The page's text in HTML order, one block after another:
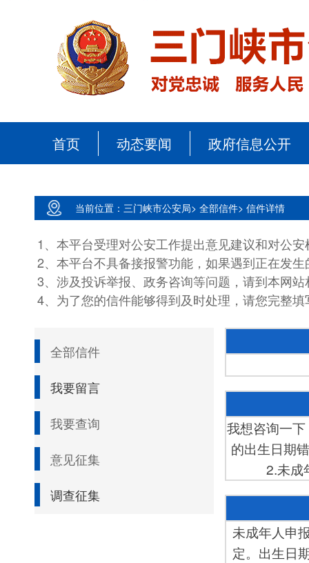
首页 动态要闻 政府信息公开
当前位置： 三门峡市公安局> 全部信件> 信件详情
1、本平台受理对公安工作提出意见建议和对公
2、本平台不具备接报警功能，如果遇到正在发
3、涉及投诉举报、政务咨询等问题，请到本网
4、为了您的信件能够得到及时处理，请您完整
全部信件
我要留言
我要查询
意见征集
调查征集
我想咨询一
的出生日期
2.未成
未成年人申
定。出生日